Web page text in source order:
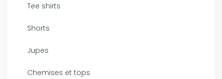
Tee shirts
Shorts
Jupes
Chemises et tops